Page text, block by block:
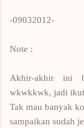
-09032012-
Note :
Akhir-akhir ini
wkwkkwk, jadi
Tak mau banyak
sampaikan sudah